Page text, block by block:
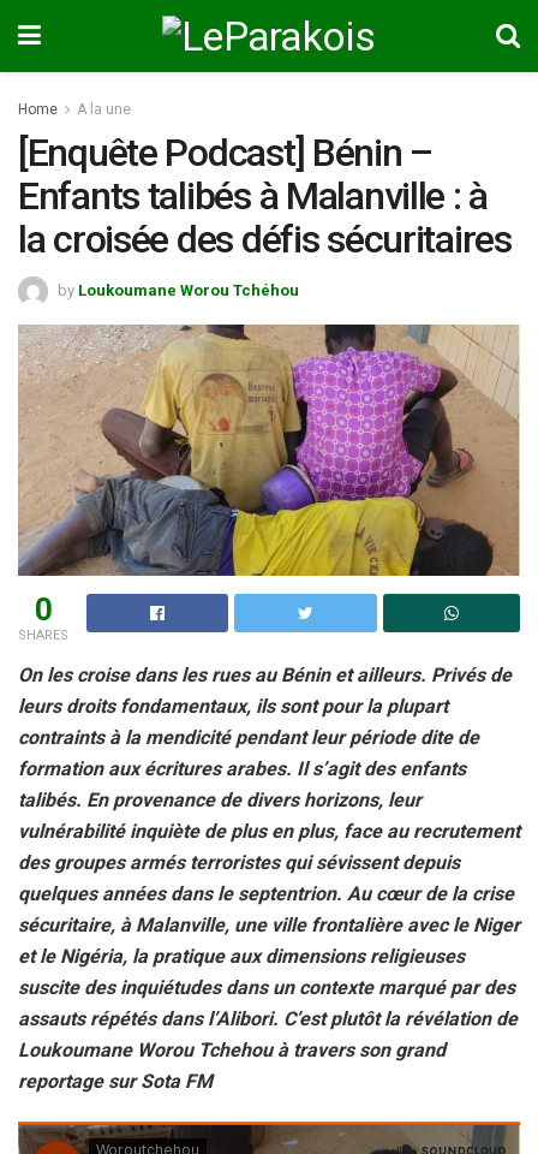
Home A la une
[Enquête Podcast] Bénin –
Enfants talibés à Malanville : à
la croisée des défis sécuritaires
by Loukoumane Worou Tchéhou
0
SHARES
On les croise dans les rues au Bénin et ailleurs. Privés de
leurs droits fondamentaux, ils sont pour la plupart
contraints à la mendicité pendant leur période dite de
formation aux écritures arabes. Il s’agit des enfants
talibés. En provenance de divers horizons, leur
vulnérabilité inquiète de plus en plus, face au recrutement
des groupes armés terroristes qui sévissent depuis
quelques années dans le septentrion. Au cœur de la crise
sécuritaire, à Malanville, une ville frontalière avec le Niger
et le Nigéria, la pratique aux dimensions religieuses
suscite des inquiétudes dans un contexte marqué par des
assauts répétés dans l’Alibori. C’est plutôt la révélation de
Loukoumane Worou Tchehou à travers son grand
reportage sur Sota FM